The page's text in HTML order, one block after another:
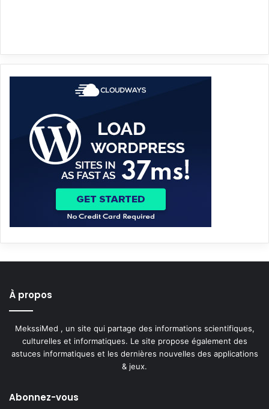
À propos
MekssiMed , un site qui partage des informations scientifiques,
culturelles et informatiques. Le site propose également des
astuces informatiques et les dernières nouvelles des applications
& jeux.
Abonnez-vous